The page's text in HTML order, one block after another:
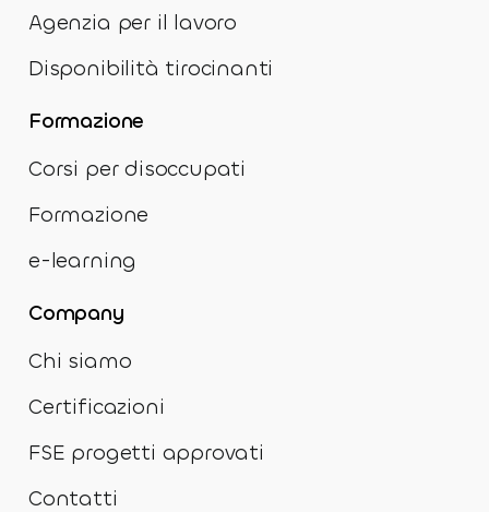
Agenzia per il lavoro
Disponibilità tirocinanti
Formazione
Corsi per disoccupati
Formazione
e-learning
Company
Chi siamo
Certificazioni
FSE progetti approvati
Contatti